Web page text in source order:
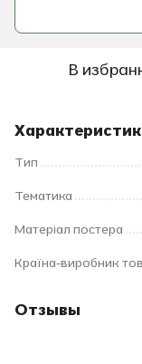
В
Тип
Тематика
Матеріал постера
Країна-виробник
Отзывы